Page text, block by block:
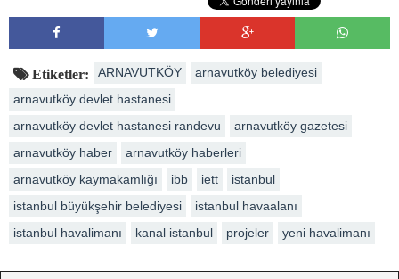
Etiketler: ARNAVUTKÖY
arnavutköy belediyesi
arnavutköy devlet hastanesi
arnavutköy devlet hastanesi randevu
arnavutköy gazetesi
arnavutköy haber
arnavutköy haberleri
arnavutköy kaymakamlığı
ibb iett
istanbul
istanbul büyükşehir belediyesi
istanbul havaalanı
istanbul havalimanı
kanal istanbul projeler yeni havalimanı